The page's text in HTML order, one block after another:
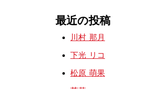
最近の投稿
川村 那月
下光 リコ
松原 萌果